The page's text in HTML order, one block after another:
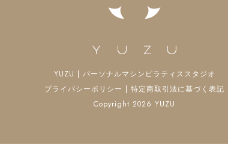
YUZU | パーソナルマシンピラティススタジオ
プライバシーポリシー | 特定商取引法に基づく表記
Copyright 2026 YUZU